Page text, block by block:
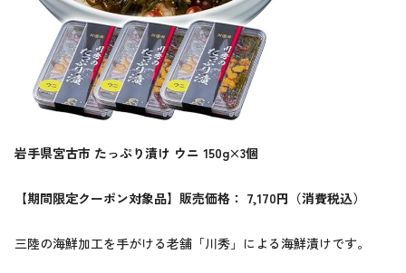
岩手県宮古市 たっぷり漬け ウニ 150g×3個
【期間限定クーポン対象品】販売価格： 7,170円（消費税込）
三陸の海鮮加工を手がける老舗「川秀」による海鮮漬けです。